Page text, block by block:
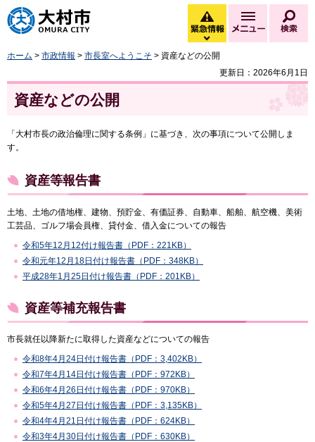
大村市
緊急情報
緊急情報を開く
メニュー
ホーム > 市政情報 > 市長室へようこそ > 資産などの公開
更新日：2026年6月1日
資産などの公開
「大村市長の政治倫理に関する条例」に基づき、次の事項について公開しま
す。
資産等報告書
土地、土地の借地権、建物、預貯金、有価証券、自動車、船舶、航空機、美術
工芸品、ゴルフ場会員権、貸付金、借入金についての報告
令和5年12月12付け報告書（PDF：221KB）
令和元年12月18日付け報告書（PDF：348KB）
平成28年1月25日付け報告書（PDF：201KB）
資産等補充報告書
市長就任以降新たに取得した資産などについての報告
令和8年4月24日付け報告書（PDF：3,402KB）
令和7年4月14日付け報告書（PDF：972KB）
令和6年4月26日付け報告書（PDF：970KB）
令和5年4月27日付け報告書（PDF：3,135KB）
令和4年4月21日付け報告書（PDF：624KB）
令和3年4月30日付け報告書（PDF：630KB）